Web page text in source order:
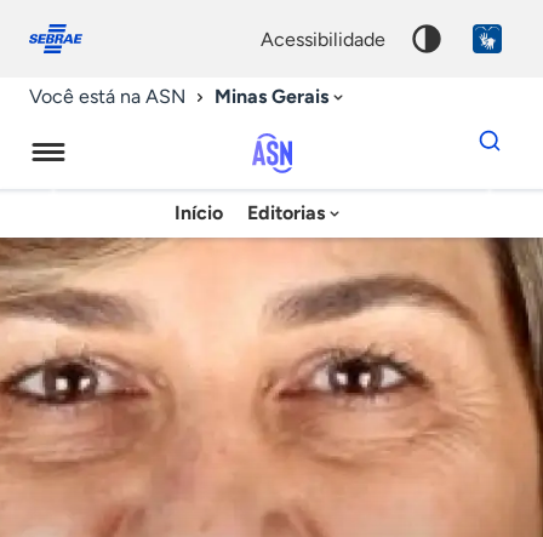
conosco
acessibilidade
Você está na ASN Minas Gerais
Agência
Sebrae
de
Notícias
Início Editorias
Dados
para
chave